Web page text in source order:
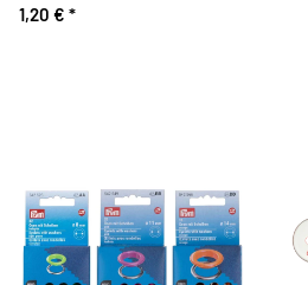
1,20 € *